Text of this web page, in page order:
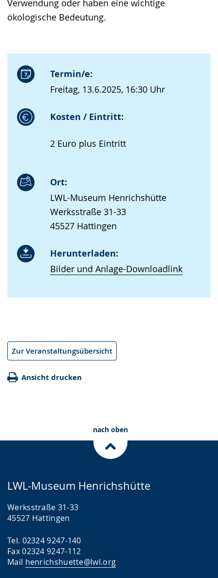
Verwendung oder haben eine wichtige
ökologische Bedeutung.
Termin/e:
Freitag, 13.6.2025, 16:30 Uhr
Kosten / Eintritt:
2 Euro plus Eintritt
Ort:
LWL-Museum Henrichshütte
Werksstraße 31-33
45527 Hattingen
Herunterladen:
Bilder und Anlage-Downloadlink
Zur Veranstaltungsübersicht
Ansicht drucken
nach oben
LWL-Museum Henrichshütte
Werksstraße 31-33
45527 Hattingen
Tel. 02324 9247-140
Fax 02324 9247-112
Mail henrichshuette@lwl.org